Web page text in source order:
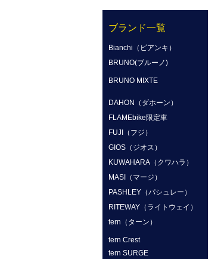
ブランド一覧
Bianchi（ビアンキ）
BRUNO(ブルーノ)
BRUNO MIXTE
DAHON（ダホーン）
FLAMEbike限定車
FUJI（フジ）
GIOS（ジオス）
KUWAHARA（クワハラ）
MASI（マージ）
PASHLEY（パシュレー）
RITEWAY（ライトウェイ）
tern（ターン）
tern Crest
tern SURGE